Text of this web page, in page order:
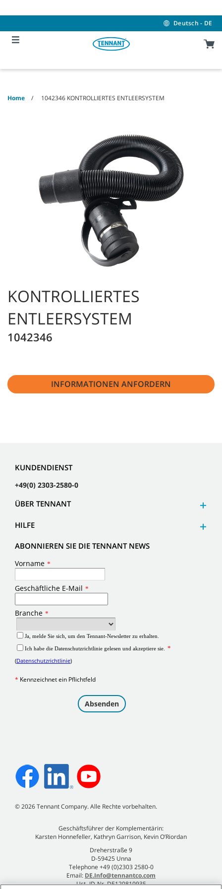
to
to
menu
Deutsch - DE
Home 1042346 KONTROLLIERTES ENTLEERSYSTEM
KONTROLLIERTES
ENTLEERSYSTEM
1042346
INFORMATIONEN ANFORDERN
KUNDENDIENST
+49(0) 2303-2580-0
ÜBER TENNANT
HILFE
ABONNIEREN SIE DIE TENNANT NEWS
©2026Tennant Company. Alle Rechte vorbehalten.
Geschäftsführer der Komplementärin:
Karsten Honnefeller, Kathryn Garrison, Kevin O’Riordan
Dreherstraße 9
D-59425 Unna
Telephone +49 (0)2303 2580-0
Email: DE.Info@tennantco.com
Ust.-ID-Nr. DE120810935